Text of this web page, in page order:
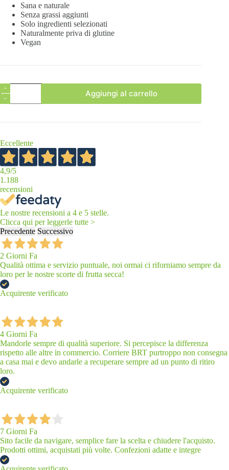
Sana e naturale
Senza grassi aggiunti
Solo ingredienti selezionati
Naturalmente priva di glutine
Vegan
Crema
Panettone
quantità
Aggiungi al carrello
Eccellente
4,9/5
1.188
recensioni
Le nostre recensioni a 4 e 5 stelle.
Clicca qui per leggerle tutte >
Precedente Successivo
2 Giorni Fa
Qualità ottima e servizio puntuale, noi ormai ci riforniamo sempre da
loro per le nostre scorte di frutta secca!
Acquirente verificato
4 Giorni Fa
Mandorle sempre di qualità superiore. Si percepisce la differenza
rispetto alle altre in commercio. Corriere BRT purtroppo non consegna
a casa mai e devo andarle a recuperare sempre ad un punto di ritiro
loro.
Acquirente verificato
7 Giorni Fa
Sito facile da navigare, semplice fare la scelta e chiudere l'acquisto.
Prodotti ottimi, acquistati più volte. Confezioni adatte e integre